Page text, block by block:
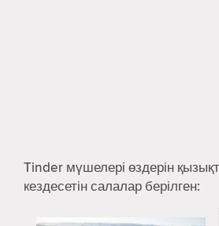
Tinder мүшелері өздерін
кездесетін салалар берілген: